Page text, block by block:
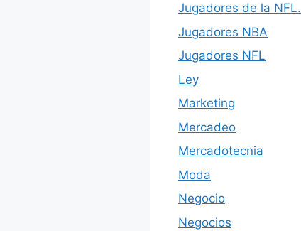
Jugadores de la NFL.
Jugadores NBA
Jugadores NFL
Ley
Marketing
Mercadeo
Mercadotecnia
Moda
Negocio
Negocios